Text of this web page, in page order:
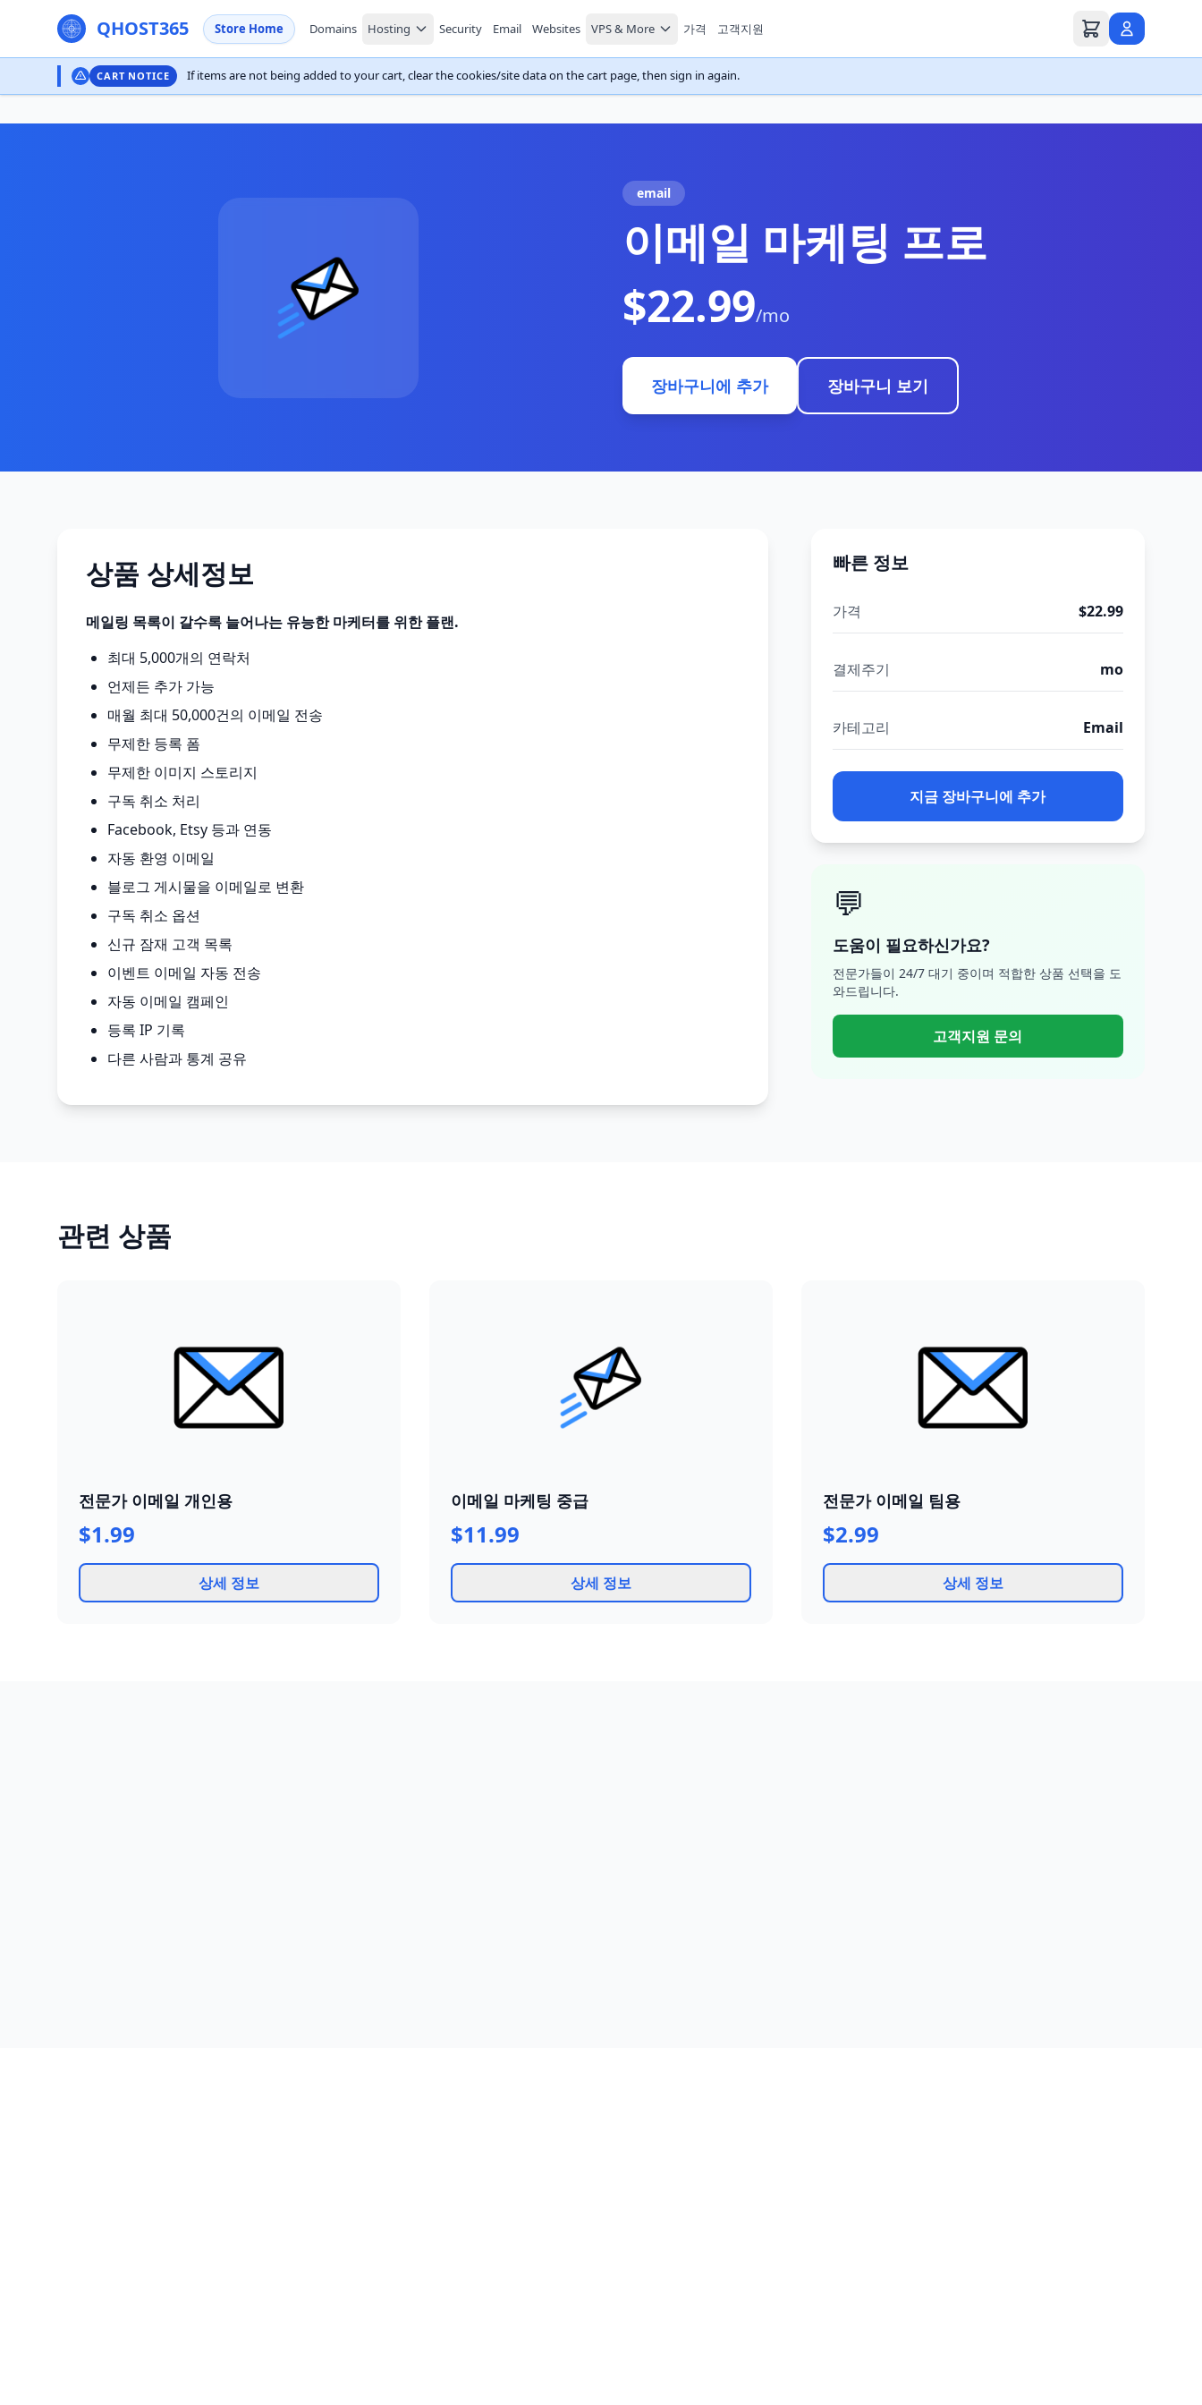
QHOST365 Store Home Domains Hosting Security Email Websites VPS & More 가격 고객지원
CART NOTICE If items are not being added to your cart, clear the cookies/site data on the cart page, then sign in again.
email
이메일 마케팅 프로
$22.99/mo
장바구니에 추가 장바구니 보기
상품 상세정보
메일링 목록이 갈수록 늘어나는 유능한 마케터를 위한 플랜.
최대 5,000개의 연락처
언제든 추가 가능
매월 최대 50,000건의 이메일 전송
무제한 등록 폼
무제한 이미지 스토리지
구독 취소 처리
Facebook, Etsy 등과 연동
자동 환영 이메일
블로그 게시물을 이메일로 변환
구독 취소 옵션
신규 잠재 고객 목록
이벤트 이메일 자동 전송
자동 이메일 캠페인
등록 IP 기록
다른 사람과 통계 공유
빠른 정보
가격 $22.99
결제주기 mo
카테고리 Email
지금 장바구니에 추가
💬
도움이 필요하신가요?
전문가들이 24/7 대기 중이며 적합한 상품 선택을 도
와드립니다.
고객지원 문의
관련 상품
전문가 이메일 개인용
$1.99
상세 정보
이메일 마케팅 중급
$11.99
상세 정보
전문가 이메일 팀용
$2.99
상세 정보